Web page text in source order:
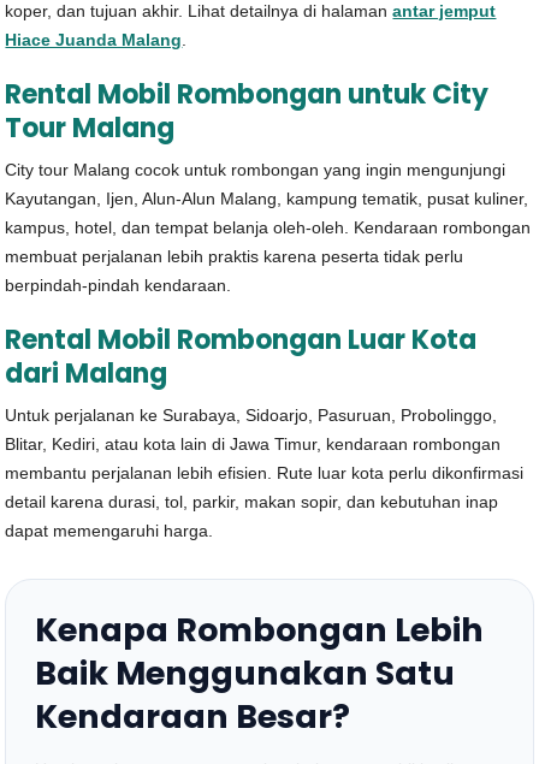
koper, dan tujuan akhir. Lihat detailnya di halamanantar jemput
Hiace Juanda Malang
Rental Mobil Rombongan untuk City
Tour Malang
City tour Malang cocok untuk rombongan yang ingin mengunjungi
Kayutangan, Ijen, Alun-Alun Malang, kampung tematik, pusat kuliner,
kampus, hotel, dan tempat belanja oleh-oleh. Kendaraan rombongan
membuat perjalanan lebih praktis karena peserta tidak perlu
berpindah-pindah kendaraan.
Rental Mobil Rombongan Luar Kota
dari Malang
Untuk perjalanan ke Surabaya, Sidoarjo, Pasuruan, Probolinggo,
Blitar, Kediri, atau kota lain di Jawa Timur, kendaraan rombongan
membantu perjalanan lebih efisien. Rute luar kota perlu dikonfirmasi
detail karena durasi, tol, parkir, makan sopir, dan kebutuhan inap
dapat memengaruhi harga.
Kenapa Rombongan Lebih
Baik Menggunakan Satu
Kendaraan Besar?